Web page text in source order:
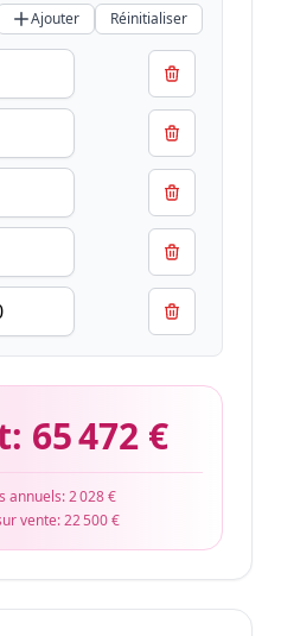
Ajouter Réinitialiser
65 472 €
annuels:2 028 €
vente:22 500 €